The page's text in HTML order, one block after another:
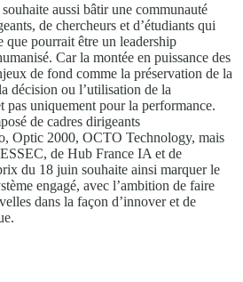
aussi bâtir une communauté
de chercheurs et d’étudiants qui
que pourrait être un leadership
Car la montée en puissance des
de fond comme la préservation de la
décision ou l’utilisation de la
pas uniquement pour la performance.
de cadres dirigeants
Optic 2000, OCTO Technology, mais
de Hub France IA et de
du 18 juin souhaite ainsi marquer le
engagé, avec l’ambition de faire
dans la façon d’innover et de